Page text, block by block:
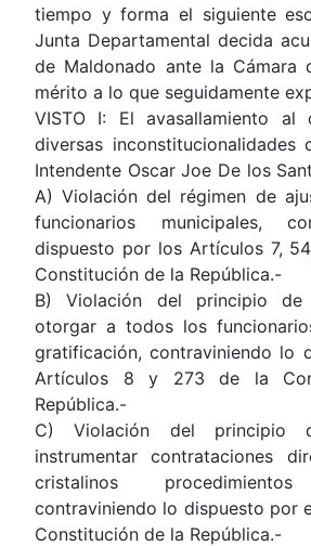
tiempo y forma el siguiente
Junta Departamental decida
de Maldonado ante la Cámara
mérito a lo que seguidamente
VISTO I: El avasallamiento
diversas inconstitucionalidades
Intendente Oscar Joe De los
A) Violación del régimen de
funcionarios municipales,
dispuesto por los Artículos 7,
Constitución de la República.-
B) Violación del principio
otorgar a todos los
gratificación, contraviniendo lo
Artículos 8 y 273 de la
República.-
C) Violación del principio
instrumentar contrataciones
cristalinos
contraviniendo lo dispuesto por
Constitución de la República.-